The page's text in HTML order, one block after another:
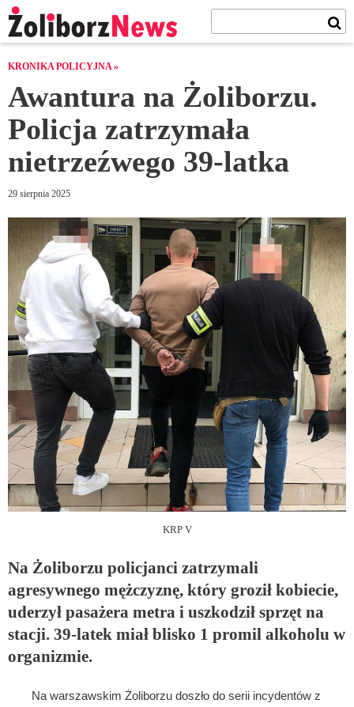
KRONIKA POLICYJNA »
Awantura na Żoliborzu.
Policja zatrzymała
nietrzeźwego 39-latka
29 sierpnia 2025
KRP V
Na Żoliborzu policjanci zatrzymali
agresywnego mężczyznę, który groził kobiecie,
uderzył pasażera metra i uszkodził sprzęt na
stacji. 39-latek miał blisko 1 promil alkoholu w
organizmie.
Na warszawskim Żoliborzu doszło do serii incydentów z